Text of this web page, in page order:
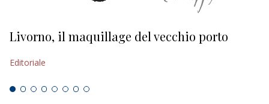
Livorno, il maquillage del vecchio porto
Editoriale